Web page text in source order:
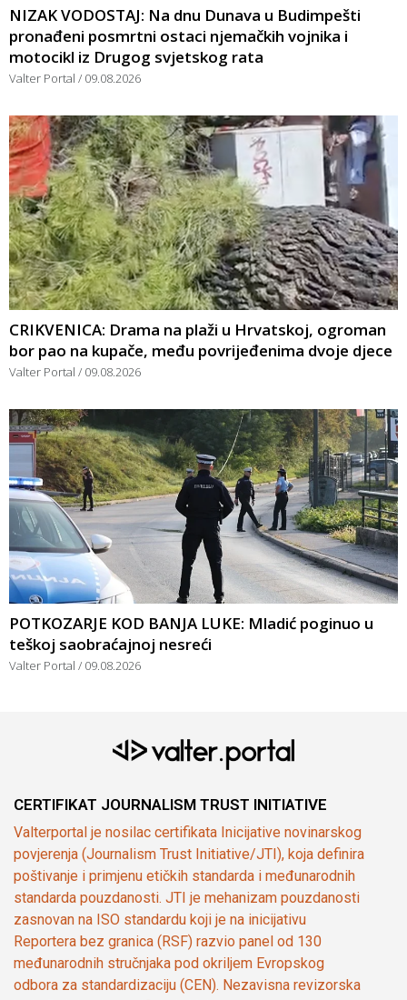
NIZAK VODOSTAJ: Na dnu Dunava u Budimpešti
pronađeni posmrtni ostaci njemačkih vojnika i
motocikl iz Drugog svjetskog rata
Valter Portal 09.08.2026
CRIKVENICA: Drama na plaži u Hrvatskoj, ogroman
bor pao na kupače, među povrijeđenima dvoje djece
Valter Portal 09.08.2026
POTKOZARJE KOD BANJA LUKE: Mladić poginuo u
teškoj saobraćajnoj nesreći
Valter Portal 09.08.2026
CERTIFIKAT JOURNALISM TRUST INITIATIVE
Valterportal je nosilac certifikata Inicijative novinarskog
povjerenja (Journalism Trust Initiative/JTI), koja definira
poštivanje i primjenu etičkih standarda i međunarodnih
standarda pouzdanosti. JTI je mehanizam pouzdanosti
zasnovan na ISO standardu koji je na inicijativu
Reportera bez granica (RSF) razvio panel od 130
međunarodnih stručnjaka pod okriljem Evropskog
odbora za standardizaciju (CEN). Nezavisna revizorska